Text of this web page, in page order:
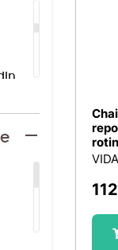
rotin